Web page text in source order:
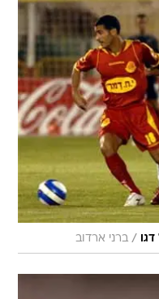
/ ברני ארדוב